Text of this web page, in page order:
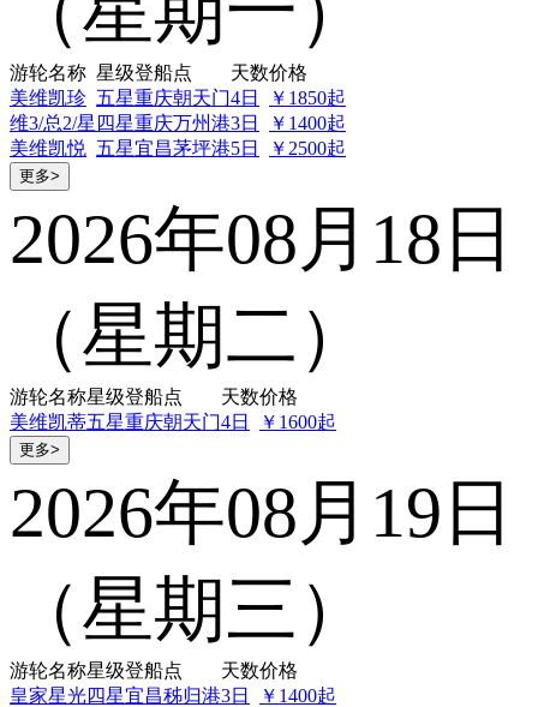
游轮名称 星级登船点 天数价格
美维凯珍 五星重庆朝天门4日
￥1850起
维3/总2/星 四星重庆万州港3日
￥1400起
美维凯悦 五星宜昌茅坪港5日 ￥2500起
更多>
2026年08月18日
（星期二）
游轮名称星级登船点 天数价格
美维凯蒂五星重庆朝天门4日 ￥1600起
更多>
2026年08月19日
（星期三）
游轮名称星级登船点 天数价格
皇家星光四星宜昌秭归港3日
￥1400起